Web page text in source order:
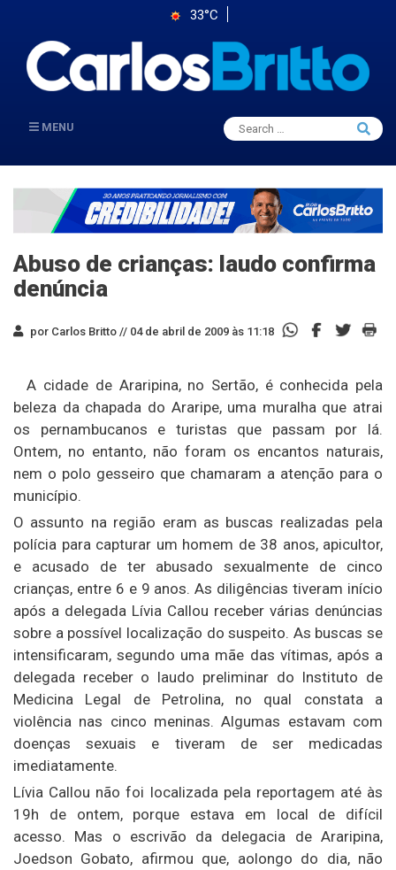
33°C
MENU
Search
for:
Search
Abuso de crianças: laudo confirma
denúncia
por Carlos Britto // 04 de abril de 2009 às 11:18
A cidade de Araripina, no Sertão, é conhecida pela
beleza da chapada do Araripe, uma muralha que atrai
os pernambucanos e turistas que passam por lá.
Ontem, no entanto, não foram os encantos naturais,
nem o polo gesseiro que chamaram a atenção para o
município.
O assunto na região eram as buscas realizadas pela
polícia para capturar um homem de 38 anos, apicultor,
e acusado de ter abusado sexualmente de cinco
crianças, entre 6 e 9 anos. As diligências tiveram início
após a delegada Lívia Callou receber várias denúncias
sobre a possível localização do suspeito. As buscas se
intensificaram, segundo uma mãe das vítimas, após a
delegada receber o laudo preliminar do Instituto de
Medicina Legal de Petrolina, no qual constata a
violência nas cinco meninas. Algumas estavam com
doenças sexuais e tiveram de ser medicadas
imediatamente.
Lívia Callou não foi localizada pela reportagem até às
19h de ontem, porque estava em local de difícil
acesso. Mas o escrivão da delegacia de Araripina,
Joedson Gobato, afirmou que, aolongo do dia, não